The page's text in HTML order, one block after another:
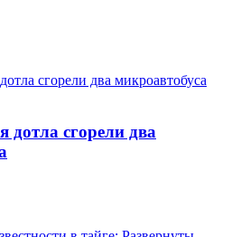
дотла сгорели два